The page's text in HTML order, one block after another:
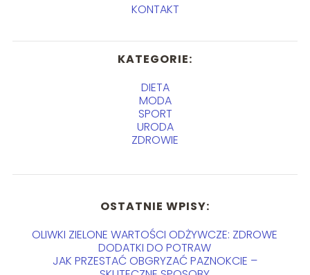
KONTAKT
KATEGORIE:
DIETA
MODA
SPORT
URODA
ZDROWIE
OSTATNIE WPISY:
OLIWKI ZIELONE WARTOŚCI ODŻYWCZE: ZDROWE
DODATKI DO POTRAW
JAK PRZESTAĆ OBGRYZAĆ PAZNOKCIE –